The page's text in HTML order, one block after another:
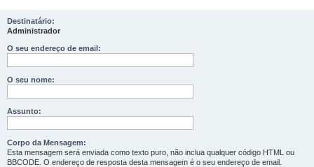
Destinatário:
Administrador
O seu endereço de email:
O seu nome:
Assunto:
Corpo da Mensagem:
Esta mensagem será enviada como texto puro, não inclua qualquer código HTML ou
BBCODE. O endereço de resposta desta mensagem é o seu endereço de email.